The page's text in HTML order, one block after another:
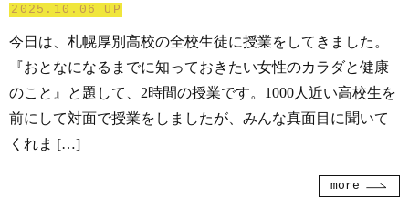
2025.10.06 UP
今日は、札幌厚別高校の全校生徒に授業をしてきました。
『おとなになるまでに知っておきたい女性のカラダと健康
のこと』と題して、2時間の授業です。1000人近い高校生を
前にして対面で授業をしましたが、みんな真面目に聞いて
くれま […]
more